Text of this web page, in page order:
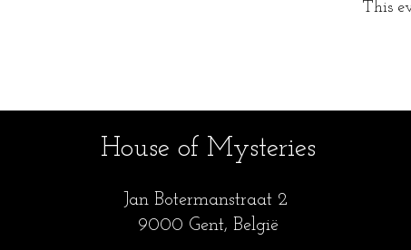
This
House of Mysteries
Jan Botermanstraat 2
9000 Gent, België